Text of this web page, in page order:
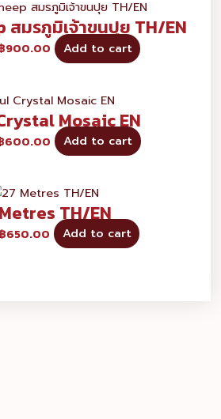
สมรภูมิเจ้าขนปุย TH/EN
900.00 Add to cart
Mosaic EN
600.00 Add to cart
TH/EN
฿650.00 Add to cart